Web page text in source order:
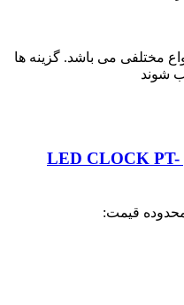
مختلفی می باشد. گزینه ها
شوند
ساعت رومیزی ال ای دی مدل LED CLOCK PT-
قیمت: